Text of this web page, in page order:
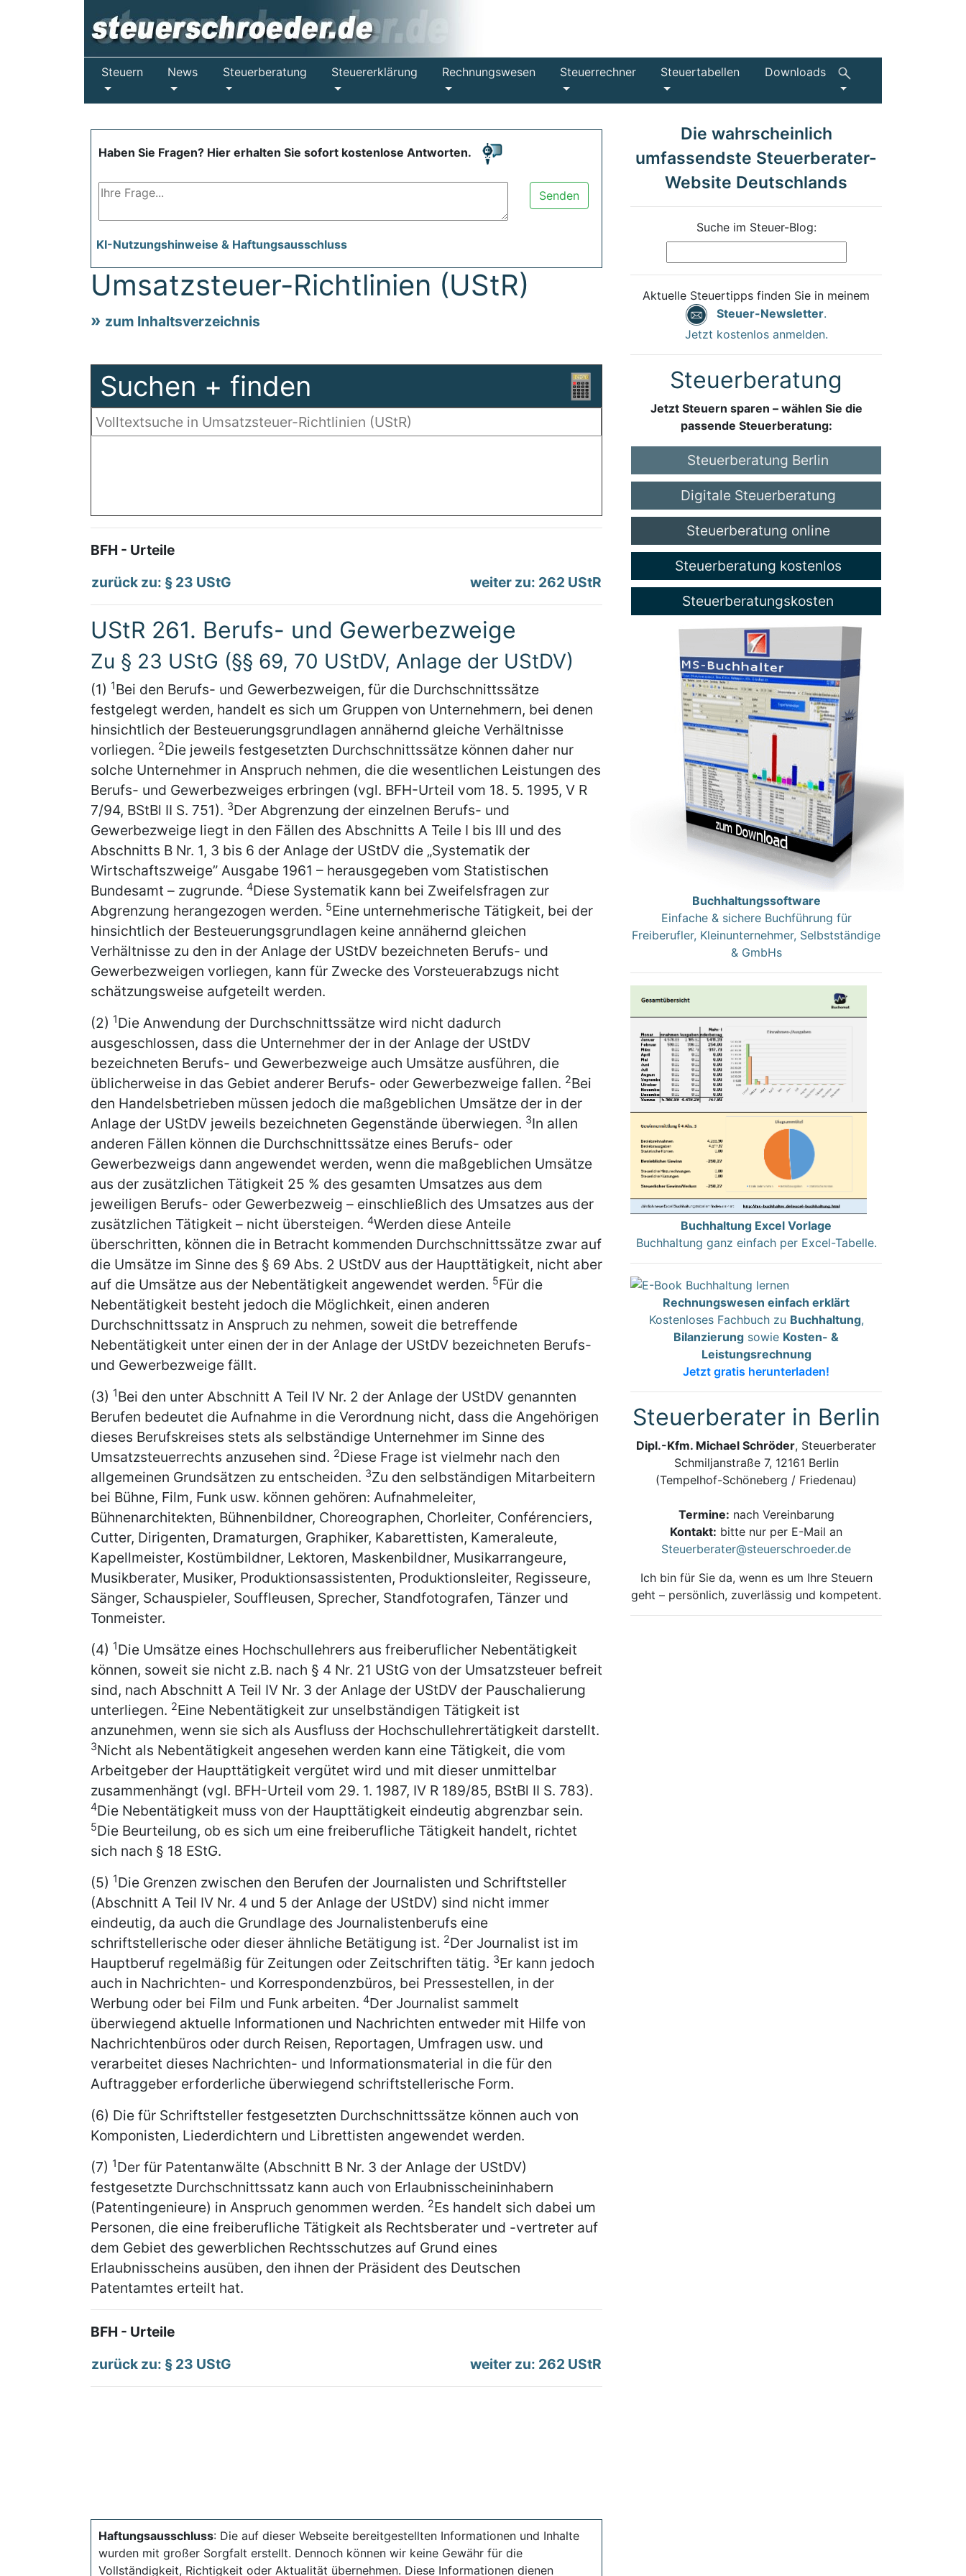
Steuern News Steuerberatung Steuererklärung Rechnungswesen Steuerrechner Steuertabellen Downloads
Haben Sie Fragen? Hier erhalten Sie sofort kostenlose Antworten.
Senden
KI-Nutzungshinweise & Haftungsausschluss
Umsatzsteuer-Richtlinien (UStR)
zum Inhaltsverzeichnis
Suchen + finden
BFH - Urteile
zurück zu: § 23 UStG
weiter zu: 262 UStR
UStR 261. Berufs- und Gewerbezweige
Zu § 23 UStG (§§ 69, 70 UStDV, Anlage der UStDV)
(1) 1Bei den Berufs- und Gewerbezweigen, für die Durchschnittssätze
festgelegt werden, handelt es sich um Gruppen von Unternehmern, bei denen
hinsichtlich der Besteuerungsgrundlagen annähernd gleiche Verhältnisse
vorliegen. 2Die jeweils festgesetzten Durchschnittssätze können daher nur
solche Unternehmer in Anspruch nehmen, die die wesentlichen Leistungen des
Berufs- und Gewerbezweiges erbringen (vgl. BFH-Urteil vom 18. 5. 1995, V R
7/94, BStBl II S. 751). 3Der Abgrenzung der einzelnen Berufs- und
Gewerbezweige liegt in den Fällen des Abschnitts A Teile I bis III und des
Abschnitts B Nr. 1, 3 bis 6 der Anlage der UStDV die „Systematik der
Wirtschaftszweige” Ausgabe 1961 – herausgegeben vom Statistischen
Bundesamt – zugrunde. 4Diese Systematik kann bei Zweifelsfragen zur
Abgrenzung herangezogen werden. 5Eine unternehmerische Tätigkeit, bei der
hinsichtlich der Besteuerungsgrundlagen keine annähernd gleichen
Verhältnisse zu den in der Anlage der UStDV bezeichneten Berufs- und
Gewerbezweigen vorliegen, kann für Zwecke des Vorsteuerabzugs nicht
schätzungsweise aufgeteilt werden.
(2) 1Die Anwendung der Durchschnittssätze wird nicht dadurch
ausgeschlossen, dass die Unternehmer der in der Anlage der UStDV
bezeichneten Berufs- und Gewerbezweige auch Umsätze ausführen, die
üblicherweise in das Gebiet anderer Berufs- oder Gewerbezweige fallen. 2Bei
den Handelsbetrieben müssen jedoch die maßgeblichen Umsätze der in der
Anlage der UStDV jeweils bezeichneten Gegenstände überwiegen. 3In allen
anderen Fällen können die Durchschnittssätze eines Berufs- oder
Gewerbezweigs dann angewendet werden, wenn die maßgeblichen Umsätze
aus der zusätzlichen Tätigkeit 25 % des gesamten Umsatzes aus dem
jeweiligen Berufs- oder Gewerbezweig – einschließlich des Umsatzes aus der
zusätzlichen Tätigkeit – nicht übersteigen. 4Werden diese Anteile
überschritten, können die in Betracht kommenden Durchschnittssätze zwar auf
die Umsätze im Sinne des § 69 Abs. 2 UStDV aus der Haupttätigkeit, nicht aber
auf die Umsätze aus der Nebentätigkeit angewendet werden. 5Für die
Nebentätigkeit besteht jedoch die Möglichkeit, einen anderen
Durchschnittssatz in Anspruch zu nehmen, soweit die betreffende
Nebentätigkeit unter einen der in der Anlage der UStDV bezeichneten Berufs-
und Gewerbezweige fällt.
(3) 1Bei den unter Abschnitt A Teil IV Nr. 2 der Anlage der UStDV genannten
Berufen bedeutet die Aufnahme in die Verordnung nicht, dass die Angehörigen
dieses Berufskreises stets als selbständige Unternehmer im Sinne des
Umsatzsteuerrechts anzusehen sind. 2Diese Frage ist vielmehr nach den
allgemeinen Grundsätzen zu entscheiden. 3Zu den selbständigen Mitarbeitern
bei Bühne, Film, Funk usw. können gehören: Aufnahmeleiter,
Bühnenarchitekten, Bühnenbildner, Choreographen, Chorleiter, Conférenciers,
Cutter, Dirigenten, Dramaturgen, Graphiker, Kabarettisten, Kameraleute,
Kapellmeister, Kostümbildner, Lektoren, Maskenbildner, Musikarrangeure,
Musikberater, Musiker, Produktionsassistenten, Produktionsleiter, Regisseure,
Sänger, Schauspieler, Souffleusen, Sprecher, Standfotografen, Tänzer und
Tonmeister.
(4) 1Die Umsätze eines Hochschullehrers aus freiberuflicher Nebentätigkeit
können, soweit sie nicht z.B. nach § 4 Nr. 21 UStG von der Umsatzsteuer befreit
sind, nach Abschnitt A Teil IV Nr. 3 der Anlage der UStDV der Pauschalierung
unterliegen. 2Eine Nebentätigkeit zur unselbständigen Tätigkeit ist
anzunehmen, wenn sie sich als Ausfluss der Hochschullehrertätigkeit darstellt.
3Nicht als Nebentätigkeit angesehen werden kann eine Tätigkeit, die vom
Arbeitgeber der Haupttätigkeit vergütet wird und mit dieser unmittelbar
zusammenhängt (vgl. BFH-Urteil vom 29. 1. 1987, IV R 189/85, BStBl II S. 783).
4Die Nebentätigkeit muss von der Haupttätigkeit eindeutig abgrenzbar sein.
5Die Beurteilung, ob es sich um eine freiberufliche Tätigkeit handelt, richtet
sich nach § 18 EStG.
(5) 1Die Grenzen zwischen den Berufen der Journalisten und Schriftsteller
(Abschnitt A Teil IV Nr. 4 und 5 der Anlage der UStDV) sind nicht immer
eindeutig, da auch die Grundlage des Journalistenberufs eine
schriftstellerische oder dieser ähnliche Betätigung ist. 2Der Journalist ist im
Hauptberuf regelmäßig für Zeitungen oder Zeitschriften tätig. 3Er kann jedoch
auch in Nachrichten- und Korrespondenzbüros, bei Pressestellen, in der
Werbung oder bei Film und Funk arbeiten. 4Der Journalist sammelt
überwiegend aktuelle Informationen und Nachrichten entweder mit Hilfe von
Nachrichtenbüros oder durch Reisen, Reportagen, Umfragen usw. und
verarbeitet dieses Nachrichten- und Informationsmaterial in die für den
Auftraggeber erforderliche überwiegend schriftstellerische Form.
(6) Die für Schriftsteller festgesetzten Durchschnittssätze können auch von
Komponisten, Liederdichtern und Librettisten angewendet werden.
(7) 1Der für Patentanwälte (Abschnitt B Nr. 3 der Anlage der UStDV)
festgesetzte Durchschnittssatz kann auch von Erlaubnisscheininhabern
(Patentingenieure) in Anspruch genommen werden. 2Es handelt sich dabei um
Personen, die eine freiberufliche Tätigkeit als Rechtsberater und -vertreter auf
dem Gebiet des gewerblichen Rechtsschutzes auf Grund eines
Erlaubnisscheins ausüben, den ihnen der Präsident des Deutschen
Patentamtes erteilt hat.
BFH - Urteile
zurück zu: § 23 UStG
weiter zu: 262 UStR
Haftungsausschluss: Die auf dieser Webseite bereitgestellten Informationen und Inhalte
wurden mit großer Sorgfalt erstellt. Dennoch können wir keine Gewähr für die
Vollständigkeit, Richtigkeit oder Aktualität übernehmen. Diese Informationen dienen
Die wahrscheinlich
umfassendste Steuerberater-
Website Deutschlands
Suche im Steuer-Blog:
Aktuelle Steuertipps finden Sie in meinem
Steuer-Newsletter.
Jetzt kostenlos anmelden.
Steuerberatung
Jetzt Steuern sparen – wählen Sie die
passende Steuerberatung:
Steuerberatung Berlin
Digitale Steuerberatung
Steuerberatung online
Steuerberatung kostenlos
Steuerberatungskosten
Buchhaltungssoftware
Einfache & sichere Buchführung für
Freiberufler, Kleinunternehmer, Selbstständige
& GmbHs
Buchhaltung Excel Vorlage
Buchhaltung ganz einfach per Excel-Tabelle.
Rechnungswesen einfach erklärt
Kostenloses Fachbuch zu Buchhaltung,
Bilanzierung sowie Kosten- &
Leistungsrechnung
Jetzt gratis herunterladen!
Steuerberater in Berlin
Dipl.-Kfm. Michael Schröder, Steuerberater
Schmiljanstraße 7, 12161 Berlin
(Tempelhof-Schöneberg / Friedenau)
Termine: nach Vereinbarung
Kontakt: bitte nur per E-Mail an
Steuerberater@steuerschroeder.de
Ich bin für Sie da, wenn es um Ihre Steuern
geht – persönlich, zuverlässig und kompetent.